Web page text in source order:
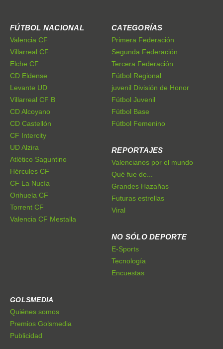
FÚTBOL NACIONAL
Valencia CF
Villarreal CF
Elche CF
CD Eldense
Levante UD
Villarreal CF B
CD Alcoyano
CD Castellón
CF Intercity
UD Alzira
Atlético Saguntino
Hércules CF
CF La Nucía
Orihuela CF
Torrent CF
Valencia CF Mestalla
CATEGORÍAS
Primera Federación
Segunda Federación
Tercera Federación
Fútbol Regional
juvenil División de Honor
Fútbol Juvenil
Fútbol Base
Fútbol Femenino
REPORTAJES
Valencianos por el mundo
Qué fue de...
Grandes Hazañas
Futuras estrellas
Viral
NO SÓLO DEPORTE
E-Sports
Tecnología
Encuestas
GOLSMEDIA
Quiénes somos
Premios Golsmedia
Publicidad